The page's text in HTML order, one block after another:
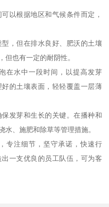
以根据地区和气候条件而定，
，但在排水良好、肥沃的土壤
但也有一定的耐阴性。
在水中一段时间，以提高发芽
的土壤表面，轻轻覆盖一层薄
发芽和生长的关键。在播种和
水、施肥和除草等管理措施。
专注细节，坚守承诺，快速行
一支优良的员工队伍，可为客